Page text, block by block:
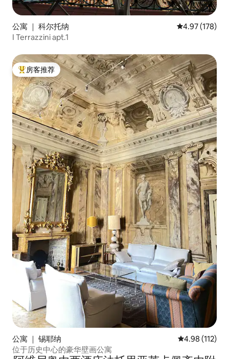
公寓 ｜ 科尔托纳 平均评分 4.97
4.97 (178)
I Terrazzini apt.1
热门「房客推荐」
房客推荐
公寓 ｜ 锡耶纳 平均评分 4.98
4.98 (112)
位于历史中心的豪华壁画公寓